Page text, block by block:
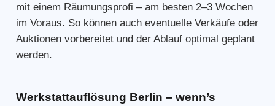
mit einem Räumungsprofi – am besten 2–3 Wochen
im Voraus. So können auch eventuelle Verkäufe oder
Auktionen vorbereitet und der Ablauf optimal geplant
werden.
Werkstattauflösung Berlin – wenn’s